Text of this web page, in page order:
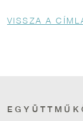
Morzsa
VISSZA A